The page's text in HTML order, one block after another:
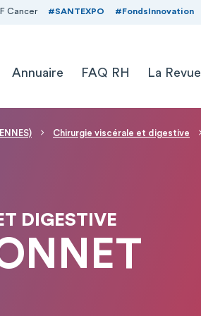
Cancer #SANTEXPO #FondsInnovation
Annuaire FAQ RH La Revue
Chirurgie viscérale et digestive
DIGESTIVE